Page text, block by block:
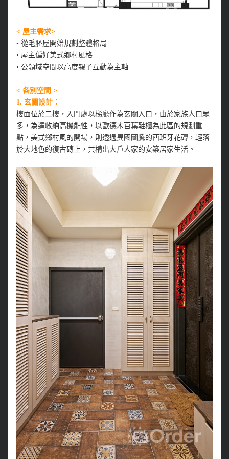
< 屋主需求>
• 從毛胚屋開始規劃整體格局
• 屋主偏好美式鄉村風格
• 公領域空間以高度親子互動為主軸
< 各別空間 >
1. 玄關設計：
樓面位於二樓，入門處以梯廳作為玄關入口，由於家族人口眾
多，為達收納高機能性，以歐德木百葉鞋櫃為此區的規劃重
點，美式鄉村風的開場，則透過異國圖騰的西班牙花磚，輕落
於大地色的復古磚上，共構出大戶人家的安築居家生活。